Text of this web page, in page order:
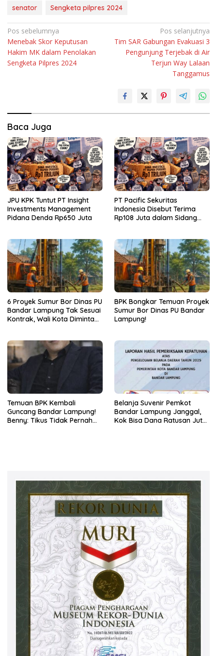
senator Sengketa pilpres 2024
Navigasi
pos
Pos sebelumnya
Menebak Skor Keputusan
Hakim MK dalam Penolakan
Sengketa Pilpres 2024
Pos selanjutnya
Tim SAR Gabungan Evakuasi 3
Pengunjung Terjebak di Air
Terjun Way Lalaan
Tanggamus
Baca Juga
JPU KPK Tuntut PT Insight
Investments Management
Pidana Denda Rp650 Juta
PT Pacific Sekuritas
Indonesia Disebut Terima
Rp108 Juta dalam Sidang
6 Proyek Sumur Bor Dinas PU
Bandar Lampung Tak Sesuai
Kontrak, Wali Kota Diminta
BPK Bongkar Temuan Proyek
Sumur Bor Dinas PU Bandar
Lampung!
Temuan BPK Kembali
Guncang Bandar Lampung!
Benny: Tikus Tidak Pernah
Belanja Suvenir Pemkot
Bandar Lampung Janggal,
Kok Bisa Dana Ratusan Juta